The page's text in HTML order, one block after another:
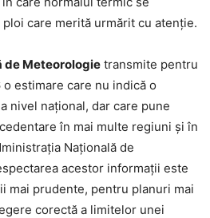
care merită urmărit cu atenție.
de Meteorologie transmite pentru
o estimare care nu indică o
nivel național, dar care pune
în mai multe regiuni și în
Națională de
acestor informații este
mai prudente, pentru planuri mai
corectă a limitelor unei